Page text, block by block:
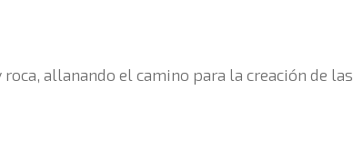
allanando el camino para la creación de las